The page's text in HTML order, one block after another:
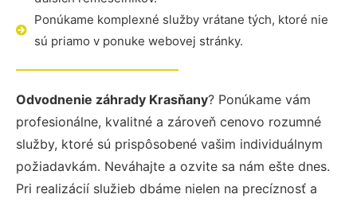
Ponúkame komplexné služby vrátane tých, ktoré nie
sú priamo v ponuke webovej stránky.
Odvodnenie záhrady Krasňany? Ponúkame vám
profesionálne, kvalitné a zároveň cenovo rozumné
služby, ktoré sú prispôsobené vašim individuálnym
požiadavkám. Neváhajte a ozvite sa nám ešte dnes.
Pri realizácií služieb dbáme nielen na precíznosť a